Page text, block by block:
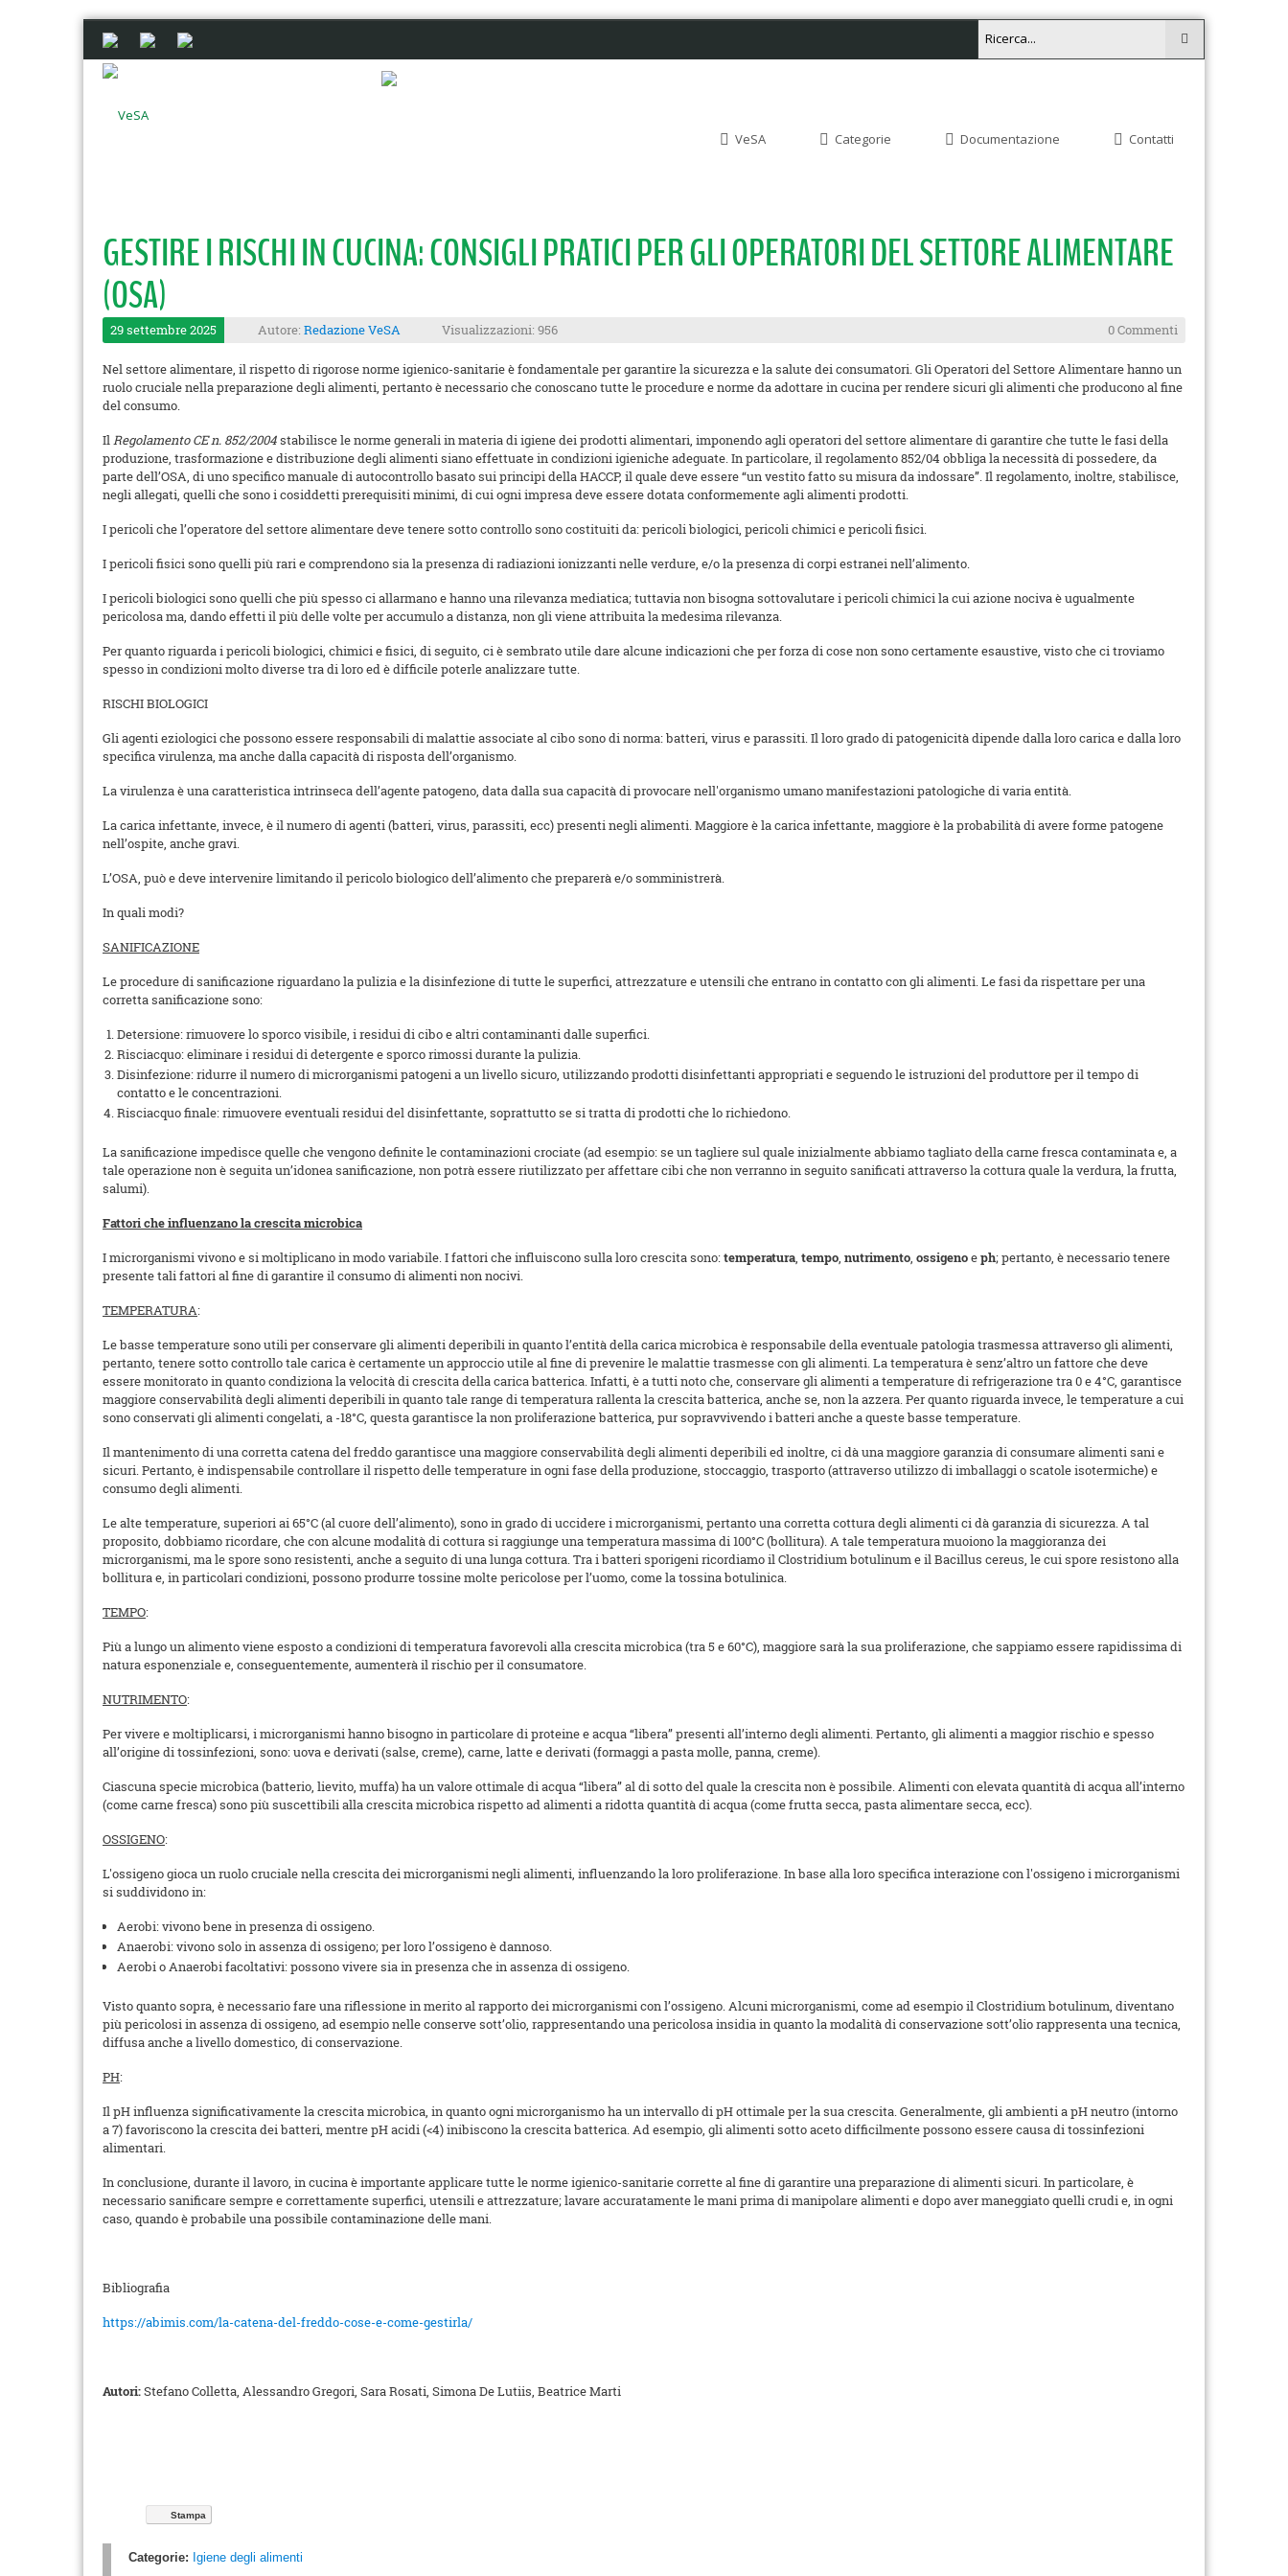
VeSA Categorie Documentazione Contatti
GESTIRE I RISCHI IN CUCINA: CONSIGLI PRATICI PER GLI OPERATORI DEL SETTORE ALIMENTARE
(OSA)
29 settembre 2025 Autore: Redazione VeSA Visualizzazioni: 956 0 Commenti
Nel settore alimentare, il rispetto di rigorose norme igienico-sanitarie è fondamentale per garantire la sicurezza e la salute dei consumatori. Gli Operatori del Settore Alimentare hanno un
ruolo cruciale nella preparazione degli alimenti, pertanto è necessario che conoscano tutte le procedure e norme da adottare in cucina per rendere sicuri gli alimenti che producono al fine
del consumo.
IlRegolamento CE n. 852/2004stabilisce le norme generali in materia di igiene dei prodotti alimentari, imponendo agli operatori del settore alimentare di garantire che tutte le fasi della
produzione, trasformazione e distribuzione degli alimenti siano effettuate in condizioni igieniche adeguate. In particolare, il regolamento 852/04 obbliga la necessità di possedere, da
parte dell’OSA, di uno specifico manuale di autocontrollo basato sui principi della HACCP, il quale deve essere “un vestito fatto su misura da indossare”. Il regolamento, inoltre, stabilisce,
negli allegati, quelli che sono i cosiddetti prerequisiti minimi, di cui ogni impresa deve essere dotata conformemente agli alimenti prodotti.
I pericoli che l’operatore del settore alimentare deve tenere sotto controllo sono costituiti da: pericoli biologici, pericoli chimici e pericoli fisici.
I pericoli fisici sono quelli più rari e comprendono sia la presenza di radiazioni ionizzanti nelle verdure, e/o la presenza di corpi estranei nell’alimento.
I pericoli biologici sono quelli che più spesso ci allarmano e hanno una rilevanza mediatica; tuttavia non bisogna sottovalutare i pericoli chimici la cui azione nociva è ugualmente
pericolosa ma, dando effetti il più delle volte per accumulo a distanza, non gli viene attribuita la medesima rilevanza.
Per quanto riguarda i pericoli biologici, chimici e fisici, di seguito, ci è sembrato utile dare alcune indicazioni che per forza di cose non sono certamente esaustive, visto che ci troviamo
spesso in condizioni molto diverse tra di loro ed è difficile poterle analizzare tutte.
RISCHI BIOLOGICI
Gli agenti eziologici che possono essere responsabili di malattie associate al cibo sono di norma: batteri, virus e parassiti. Il loro grado di patogenicità dipende dalla loro carica e dalla loro
specifica virulenza, ma anche dalla capacità di risposta dell’organismo.
La virulenza è una caratteristica intrinseca dell’agente patogeno, data dalla sua capacità di provocare nell'organismo umano manifestazioni patologiche di varia entità.
La carica infettante, invece, è il numero di agenti (batteri, virus, parassiti, ecc) presenti negli alimenti. Maggiore è la carica infettante, maggiore è la probabilità di avere forme patogene
nell’ospite, anche gravi.
L’OSA, può e deve intervenire limitando il pericolo biologico dell’alimento che preparerà e/o somministrerà.
In quali modi?
SANIFICAZIONE
Le procedure di sanificazione riguardano la pulizia e la disinfezione di tutte le superfici, attrezzature e utensili che entrano in contatto con gli alimenti. Le fasi da rispettare per una
corretta sanificazione sono:
Detersione: rimuovere lo sporco visibile, i residui di cibo e altri contaminanti dalle superfici.
Risciacquo: eliminare i residui di detergente e sporco rimossi durante la pulizia.
Disinfezione: ridurre il numero di microrganismi patogeni a un livello sicuro, utilizzando prodotti disinfettanti appropriati e seguendo le istruzioni del produttore per il tempo di
contatto e le concentrazioni.
Risciacquo finale: rimuovere eventuali residui del disinfettante, soprattutto se si tratta di prodotti che lo richiedono.
La sanificazione impedisce quelle che vengono definite le contaminazioni crociate (ad esempio: se un tagliere sul quale inizialmente abbiamo tagliato della carne fresca contaminata e, a
tale operazione non è seguita un’idonea sanificazione, non potrà essere riutilizzato per affettare cibi che non verranno in seguito sanificati attraverso la cottura quale la verdura, la frutta,
salumi).
Fattori che influenzano la crescita microbica
I microrganismi vivono e si moltiplicano in modo variabile. I fattori che influiscono sulla loro crescita sono:temperatura, tempo, nutrimento, ossigenoeph; pertanto, è necessario tenere
presente tali fattori al fine di garantire il consumo di alimenti non nocivi.
TEMPERATURA:
Le basse temperature sono utili per conservare gli alimenti deperibili in quanto l’entità della carica microbica è responsabile della eventuale patologia trasmessa attraverso gli alimenti,
pertanto, tenere sotto controllo tale carica è certamente un approccio utile al fine di prevenire le malattie trasmesse con gli alimenti. La temperatura è senz’altro un fattore che deve
essere monitorato in quanto condiziona la velocità di crescita della carica batterica. Infatti, è a tutti noto che, conservare gli alimenti a temperature di refrigerazione tra 0 e 4°C, garantisce
maggiore conservabilità degli alimenti deperibili in quanto tale range di temperatura rallenta la crescita batterica, anche se, non la azzera. Per quanto riguarda invece, le temperature a cui
sono conservati gli alimenti congelati, a -18°C, questa garantisce la non proliferazione batterica, pur sopravvivendo i batteri anche a queste basse temperature.
Il mantenimento di una corretta catena del freddo garantisce una maggiore conservabilità degli alimenti deperibili ed inoltre, ci dà una maggiore garanzia di consumare alimenti sani e
sicuri. Pertanto, è indispensabile controllare il rispetto delle temperature in ogni fase della produzione, stoccaggio, trasporto (attraverso utilizzo di imballaggi o scatole isotermiche) e
consumo degli alimenti.
Le alte temperature, superiori ai 65°C (al cuore dell’alimento), sono in grado di uccidere i microrganismi, pertanto una corretta cottura degli alimenti ci dà garanzia di sicurezza. A tal
proposito, dobbiamo ricordare, che con alcune modalità di cottura si raggiunge una temperatura massima di 100°C (bollitura). A tale temperatura muoiono la maggioranza dei
microrganismi, ma le spore sono resistenti, anche a seguito di una lunga cottura. Tra i batteri sporigeni ricordiamo il Clostridium botulinum e il Bacillus cereus, le cui spore resistono alla
bollitura e, in particolari condizioni, possono produrre tossine molte pericolose per l’uomo, come la tossina botulinica.
TEMPO:
Più a lungo un alimento viene esposto a condizioni di temperatura favorevoli alla crescita microbica (tra 5 e 60°C), maggiore sarà la sua proliferazione, che sappiamo essere rapidissima di
natura esponenziale e, conseguentemente, aumenterà il rischio per il consumatore.
NUTRIMENTO:
Per vivere e moltiplicarsi, i microrganismi hanno bisogno in particolare di proteine e acqua “libera” presenti all’interno degli alimenti. Pertanto, gli alimenti a maggior rischio e spesso
all’origine di tossinfezioni, sono: uova e derivati (salse, creme), carne, latte e derivati (formaggi a pasta molle, panna, creme).
Ciascuna specie microbica (batterio, lievito, muffa) ha un valore ottimale di acqua “libera” al di sotto del quale la crescita non è possibile. Alimenti con elevata quantità di acqua all’interno
(come carne fresca) sono più suscettibili alla crescita microbica rispetto ad alimenti a ridotta quantità di acqua (come frutta secca, pasta alimentare secca, ecc).
OSSIGENO:
L'ossigeno gioca un ruolo cruciale nella crescita dei microrganismi negli alimenti, influenzando la loro proliferazione. In base alla loro specifica interazione con l'ossigeno i microrganismi
si suddividono in:
Aerobi: vivono bene in presenza di ossigeno.
Anaerobi: vivono solo in assenza di ossigeno; per loro l’ossigeno è dannoso.
Aerobi o Anaerobi facoltativi: possono vivere sia in presenza che in assenza di ossigeno.
Visto quanto sopra, è necessario fare una riflessione in merito al rapporto dei microrganismi con l’ossigeno. Alcuni microrganismi, come ad esempio il Clostridium botulinum, diventano
più pericolosi in assenza di ossigeno, ad esempio nelle conserve sott’olio, rappresentando una pericolosa insidia in quanto la modalità di conservazione sott’olio rappresenta una tecnica,
diffusa anche a livello domestico, di conservazione.
PH:
Il pH influenza significativamente la crescita microbica, in quanto ogni microrganismo ha un intervallo di pH ottimale per la sua crescita. Generalmente, gli ambienti a pH neutro (intorno
a 7) favoriscono la crescita dei batteri, mentre pH acidi (<4) inibiscono la crescita batterica. Ad esempio, gli alimenti sotto aceto difficilmente possono essere causa di tossinfezioni
alimentari.
In conclusione, durante il lavoro, in cucina è importante applicare tutte le norme igienico-sanitarie corrette al fine di garantire una preparazione di alimenti sicuri. In particolare, è
necessario sanificare sempre e correttamente superfici, utensili e attrezzature; lavare accuratamente le mani prima di manipolare alimenti e dopo aver maneggiato quelli crudi e, in ogni
caso, quando è probabile una possibile contaminazione delle mani.
Bibliografia
https://abimis.com/la-catena-del-freddo-cose-e-come-gestirla/
Autori:Stefano Colletta, Alessandro Gregori, Sara Rosati, Simona De Lutiis, Beatrice Marti
Stampa
Categorie: Igiene degli alimenti